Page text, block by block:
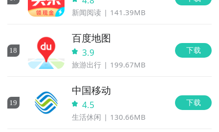
新闻阅读 141.39MB
18
百度地图
3.9
旅游出行 199.67MB
下载
19
中国移动
4.5
生活休闲 130.66MB
下载